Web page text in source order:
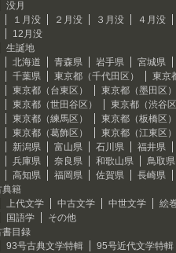
没月
１月没
２月没 ３月没
４月没
12月没
生誕地
北海道
青森県 岩手県
宮城県
千葉県
東京都（千代田区）
東京
東京都（台東区）
東京都（墨田区）
東京都（世田谷区）
東京都（渋谷
東京都（練馬区）
東京都（板橋区）
東京都（葛飾区）
東京都（江東区）
新潟県
富山県 石川県
福井県
兵庫県
奈良県 和歌山県
鳥取県
高知県
福岡県 佐賀県
長崎県
典籍
上代文学
中古文学 中世文学
絵
国語学
その他
書目録
93号古典文学特輯
95号近代文学特輯